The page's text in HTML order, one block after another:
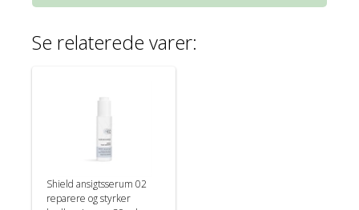
Se relaterede varer:
Shield ansigtsserum 02
reparere og styrker